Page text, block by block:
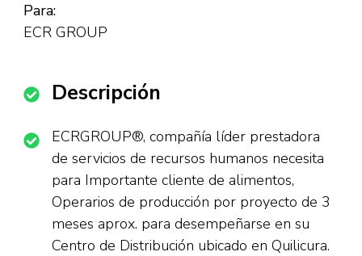
Para:
ECR GROUP
Descripción
ECRGROUP®, compañía líder prestadora
de servicios de recursos humanos necesita
para Importante cliente de alimentos,
Operarios de producción por proyecto de 3
meses aprox. para desempeñarse en su
Centro de Distribución ubicado en Quilicura.